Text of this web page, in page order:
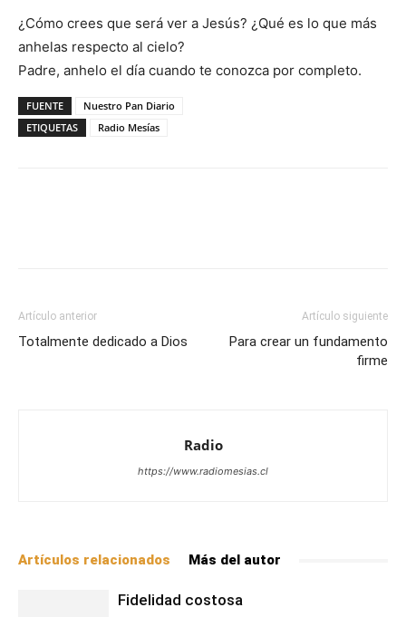
¿Cómo crees que será ver a Jesús? ¿Qué es lo que más
anhelas respecto al cielo?
Padre, anhelo el día cuando te conozca por completo.
FUENTE
Nuestro Pan Diario
ETIQUETAS
Radio Mesías
Artículo anterior
Totalmente dedicado a Dios
Artículo siguiente
Para crear un fundamento
firme
Radio
https://www.radiomesias.cl
Artículos relacionados Más del autor
Fidelidad costosa